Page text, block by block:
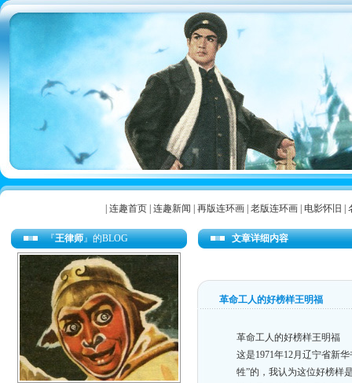
连趣首页| 连趣新闻 再版连环画| 老版连环画| 电影怀旧
『王律师』的BLOG 文章详细内容
革命工人的好榜样王明福
革命工人的好榜样王明福
这是1971年12月辽宁省新
牲”的，我认为这位好榜样